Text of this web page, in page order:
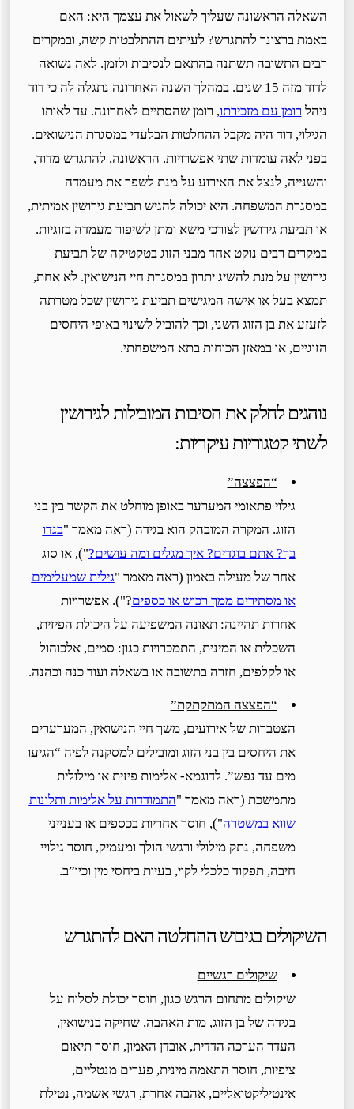
השאלה הראשונה שעליך לשאול את עצמך היא: האם
באמת ברצונך להתגרש? לעיתים ההתלבטות קשה, ובמקרים
רבים התשובה תשתנה בהתאם לנסיבות ולזמן. לאה נשואה
לדוד מזה 15 שנים. במהלך השנה האחרונה נתגלה לה כי דוד
ניהלרומן עם מזכירתו, רומן שהסתיים לאחרונה. עד לאותו
הגילוי, דוד היה מקבל ההחלטות הבלעדי במסגרת הנישואים.
בפני לאה עומדות שתי אפשרויות. הראשונה, להתגרש מדוד,
והשנייה, לנצל את האירוע על מנת לשפר את מעמדה
במסגרת המשפחה. היא יכולה להגיש תביעת גירושין אמיתית,
או תביעת גירושין לצורכי משא ומתן לשיפור מעמדה בזוגיות.
במקרים רבים נוקט אחד מבני הזוג בטקטיקה של תביעת
גירושין על מנת להשיג יתרון במסגרת חיי הנישואין. לא אחת,
תמצא בעל או אישה המגישים תביעת גירושין שכל מטרתה
לזעזע את בן הזוג השני, וכך להוביל לשינוי באופי היחסים
הזוגיים, או במאזן הכוחות בתא המשפחתי.
נוהגים לחלק את הסיבות המובילות לגירושין
לשתי קטגוריות עיקריות:
“הפצצה”
גילוי פתאומי המערער באופן מוחלט את הקשר בין בני
הזוג. המקרה המובהק הוא בגידה (ראה מאמר " בגדו
בך? אתם בוגדים? איך מגלים ומה עושים?"), או סוג
אחר של מעילה באמון (ראה מאמר " גילית שמעלימים
או מסתירים ממך רכוש או כספים?"). אפשרויות
אחרות תהיינה: תאונה המשפיעה על היכולת הפיזית,
השכלית או המינית, התמכרויות כגון: סמים, אלכוהול
או לקלפים, חזרה בתשובה או בשאלה ועוד כנה וכהנה.
“הפצצה המתקתקת”
הצטברות של אירועים, משך חיי הנישואין, המערערים
את היחסים בין בני הזוג ומובילים למסקנה לפיה “הגיעו
מים עד נפש”. לדוגמא- אלימות פיזית או מילולית
מתמשכת (ראה מאמר " התמודדות על אלימות ותלונות
שווא במשטרה"), חוסר אחריות בכספים או בענייני
משפחה, נתק מילולי ורגשי הולך ומעמיק, חוסר גילויי
חיבה, תפקוד כלכלי לקוי, בעיות ביחסי מין וכיו”ב.
השיקולים בגיבוש ההחלטה האם להתגרש
שיקולים רגשיים
שיקולים מתחום הרגש כגון, חוסר יכולת לסלוח על
בגידה של בן הזוג, מות האהבה, שחיקה בנישואין,
העדר הערכה הדדית, אובדן האמון, חוסר תיאום
ציפיות, חוסר התאמה מינית, פערים מנטליים,
אינטיליקטואליים, אהבה אחרת, רגשי אשמה, נטילת